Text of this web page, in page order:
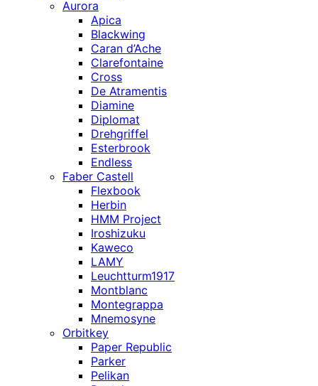
Aurora
Apica
Blackwing
Caran d’Ache
Clarefontaine
Cross
De Atramentis
Diamine
Diplomat
Drehgriffel
Esterbrook
Endless
Faber Castell
Flexbook
Herbin
HMM Project
Iroshizuku
Kaweco
LAMY
Leuchtturm1917
Montblanc
Montegrappa
Mnemosyne
Orbitkey
Paper Republic
Parker
Pelikan